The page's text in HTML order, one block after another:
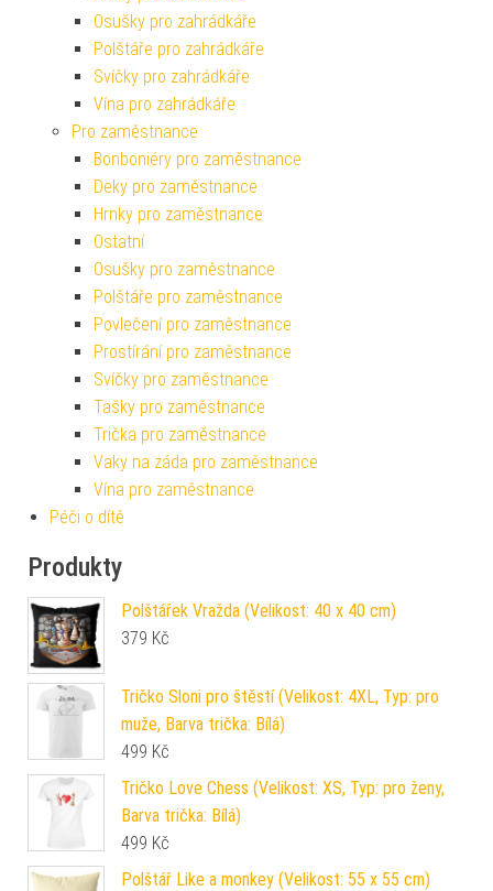
Osušky pro zahrádkáře
Polštáře pro zahrádkáře
Svíčky pro zahrádkáře
Vína pro zahrádkáře
Pro zaměstnance
Bonboniéry pro zaměstnance
Deky pro zaměstnance
Hrnky pro zaměstnance
Ostatní
Osušky pro zaměstnance
Polštáře pro zaměstnance
Povlečení pro zaměstnance
Prostírání pro zaměstnance
Svíčky pro zaměstnance
Tašky pro zaměstnance
Trička pro zaměstnance
Vaky na záda pro zaměstnance
Vína pro zaměstnance
Péči o dítě
Produkty
Polštářek Vražda (Velikost: 40 x 40 cm)
379 Kč
Tričko Sloni pro štěstí (Velikost: 4XL, Typ: pro
muže, Barva trička: Bílá)
499 Kč
Tričko Love Chess (Velikost: XS, Typ: pro ženy,
Barva trička: Bílá)
499 Kč
Polštář Like a monkey (Velikost: 55 x 55 cm)